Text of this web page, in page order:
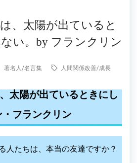
、太陽が出ていると
い。by フランクリン
著名人 /名言集 人間関係改善/成長
太陽が出ているときにし
フランクリン
人たちは、本当の友達ですか？